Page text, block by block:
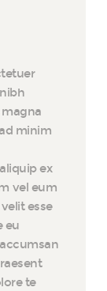
minim
ex
vel eum
esse
eu
te